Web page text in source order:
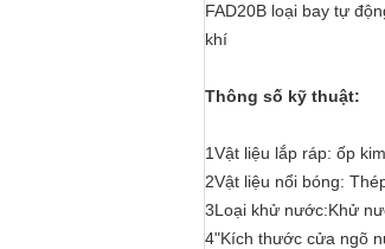
FAD20B loại bay tự
khí
Thông số kỹ thuật:
1Vật liệu lắp ráp: ốp
2Vật liệu nổi bóng:
3Loại khử nước:Khử
4"Kích thước cửa ngõ